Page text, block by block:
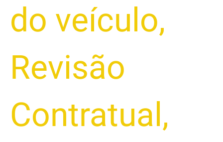
do veículo,
Revisão
Contratual ,